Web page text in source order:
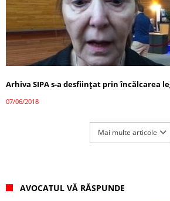
Arhiva SIPA s-a desființat prin încălcarea
07/06/2018
Mai multe articole
AVOCATUL VĂ RĂSPUNDE